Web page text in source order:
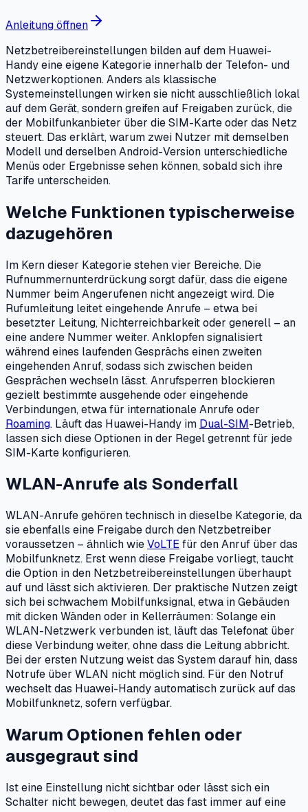
Anleitung öffnen
Netzbetreibereinstellungen bilden auf dem Huawei-
Handy eine eigene Kategorie innerhalb der Telefon- und
Netzwerkoptionen. Anders als klassische
Systemeinstellungen wirken sie nicht ausschließlich lokal
auf dem Gerät, sondern greifen auf Freigaben zurück, die
der Mobilfunkanbieter über die SIM-Karte oder das Netz
steuert. Das erklärt, warum zwei Nutzer mit demselben
Modell und derselben Android-Version unterschiedliche
Menüs oder Ergebnisse sehen können, sobald sich ihre
Tarife unterscheiden.
Welche Funktionen typischerweise
dazugehören
Im Kern dieser Kategorie stehen vier Bereiche. Die
Rufnummernunterdrückung sorgt dafür, dass die eigene
Nummer beim Angerufenen nicht angezeigt wird. Die
Rufumleitung leitet eingehende Anrufe – etwa bei
besetzter Leitung, Nichterreichbarkeit oder generell – an
eine andere Nummer weiter. Anklopfen signalisiert
während eines laufenden Gesprächs einen zweiten
eingehenden Anruf, sodass sich zwischen beiden
Gesprächen wechseln lässt. Anrufsperren blockieren
gezielt bestimmte ausgehende oder eingehende
Verbindungen, etwa für internationale Anrufe oder
Roaming. Läuft das Huawei-Handy im Dual-SIM-Betrieb,
lassen sich diese Optionen in der Regel getrennt für jede
SIM-Karte konfigurieren.
WLAN-Anrufe als Sonderfall
WLAN-Anrufe gehören technisch in dieselbe Kategorie, da
sie ebenfalls eine Freigabe durch den Netzbetreiber
voraussetzen – ähnlich wieVoLTE für den Anruf über das
Mobilfunknetz. Erst wenn diese Freigabe vorliegt, taucht
die Option in den Netzbetreibereinstellungen überhaupt
auf und lässt sich aktivieren. Der praktische Nutzen zeigt
sich bei schwachem Mobilfunksignal, etwa in Gebäuden
mit dicken Wänden oder in Kellerräumen: Solange ein
WLAN-Netzwerk verbunden ist, läuft das Telefonat über
diese Verbindung weiter, ohne dass die Leitung abbricht.
Bei der ersten Nutzung weist das System darauf hin, dass
Notrufe über WLAN nicht möglich sind. Für den Notruf
wechselt das Huawei-Handy automatisch zurück auf das
Mobilfunknetz, sofern verfügbar.
Warum Optionen fehlen oder
ausgegraut sind
Ist eine Einstellung nicht sichtbar oder lässt sich ein
Schalter nicht bewegen, deutet das fast immer auf eine